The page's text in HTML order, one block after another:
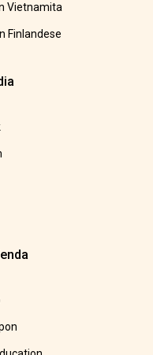
Vietnamita
Finlandese